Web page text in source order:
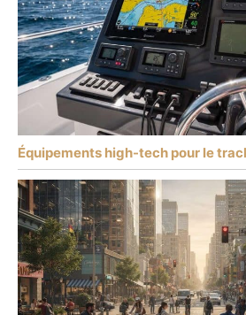
Équipements high-tech pour le